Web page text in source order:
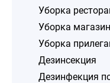
Уборка
Уборка
Уборка
Дезинсекция
Дезинфекция